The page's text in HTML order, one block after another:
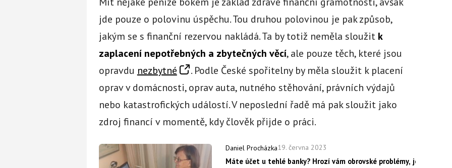
jde pouze o polovinu úspěchu. Tou druhou polovinou je pak způsob,
jakým se s finanční rezervou nakládá. Ta by totiž neměla sloužit k
zaplacení nepotřebných a zbytečných věcí, ale pouze těch, které jsou
opravdu nezbytné
. Podle České spořitelny by měla sloužit k placení
oprav v domácnosti, oprav auta, nutného stěhování, právních výdajů
nebo katastrofických událostí. V neposlední řadě má pak sloužit jako
zdroj financí v momentě, kdy člověk přijde o práci.
Daniel Procházka19. června 2023
Máte účet u tehlé banky? Hrozí vám obrovské problémy, jediné